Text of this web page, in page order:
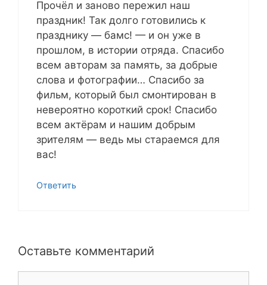
Прочёл и заново пережил наш
праздник! Так долго готовились к
празднику — бамс! — и он уже в
прошлом, в истории отряда. Спасибо
всем авторам за память, за добрые
слова и фотографии… Спасибо за
фильм, который был смонтирован в
невероятно короткий срок! Спасибо
всем актёрам и нашим добрым
зрителям — ведь мы стараемся для
вас!
Ответить
Оставьте комментарий